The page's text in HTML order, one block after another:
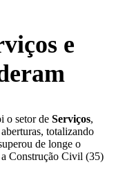
e
o setor de Serviços,
totalizando
de longe o
Construção Civil (35)